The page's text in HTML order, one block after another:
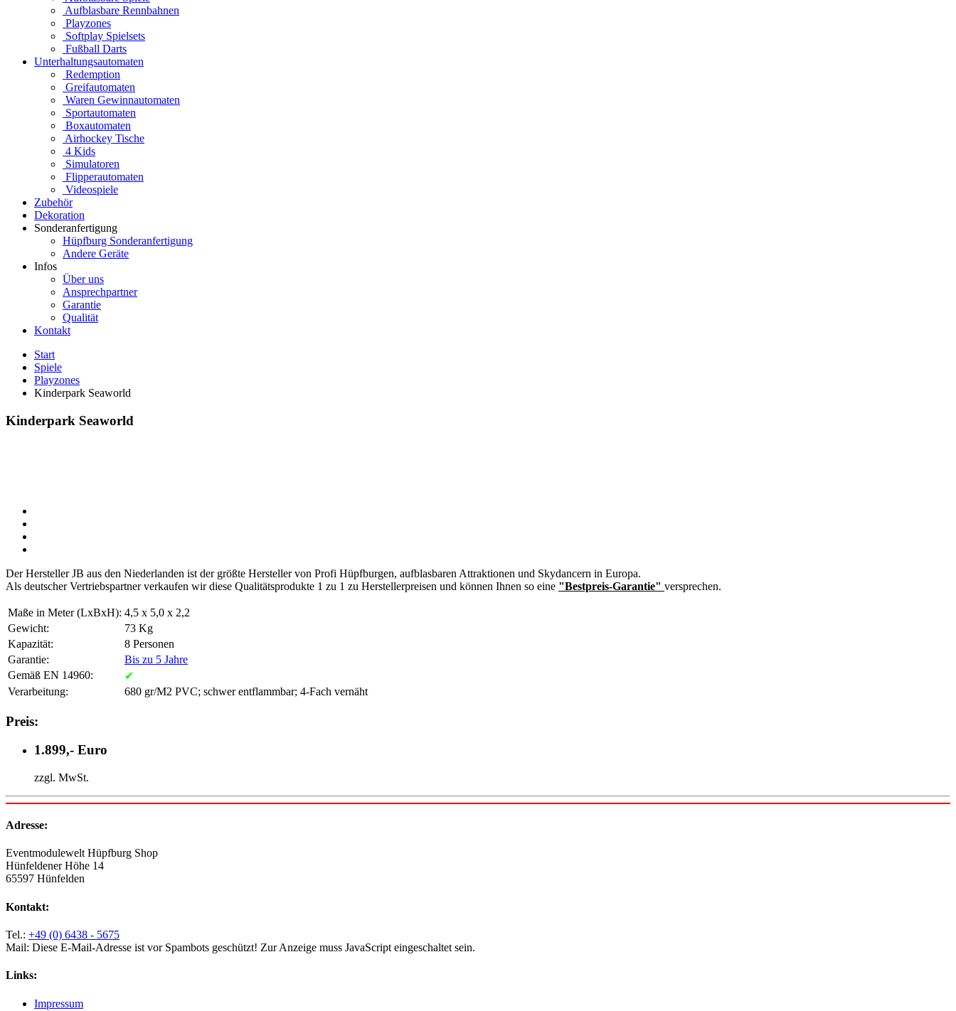
Aufblasbare Rennbahnen
Playzones
Softplay Spielsets
Fußball Darts
Unterhaltungsautomaten
Redemption
Greifautomaten
Waren Gewinnautomaten
Sportautomaten
Boxautomaten
Airhockey Tische
4 Kids
Simulatoren
Flipperautomaten
Videospiele
Zubehör
Dekoration
Sonderanfertigung
Hüpfburg Sonderanfertigung
Andere Geräte
Infos
Über uns
Ansprechpartner
Garantie
Qualität
Kontakt
Start
Spiele
Playzones
Kinderpark Seaworld
Kinderpark Seaworld
Der Hersteller JB aus den Niederlanden ist der größte Hersteller von Profi Hüpfburgen, aufblasbaren Attraktionen und Skydancern in Europa.
Als deutscher Vertriebspartner verkaufen wir diese Qualitätsprodukte 1 zu 1 zu Herstellerpreisen und können Ihnen so eine "Bestpreis-Garantie" versprechen.
Maße in Meter (LxBxH): 4,5 x 5,0 x 2,2
Gewicht:
73 Kg
Kapazität:
8 Personen
Garantie:
Bis zu 5 Jahre
Gemäß EN 14960:
✔
Verarbeitung:
680 gr/M2 PVC; schwer entflammbar; 4-Fach vernäht
Preis:
1.899,- Euro
zzgl. MwSt.
Adresse:
Eventmodulewelt Hüpfburg Shop
Hünfeldener Höhe 14
65597 Hünfelden
Kontakt:
Tel.: +49 (0) 6438 - 5675
Mail: Diese E-Mail-Adresse ist vor Spambots geschützt! Zur Anzeige muss JavaScript eingeschaltet sein.
Links:
Impressum